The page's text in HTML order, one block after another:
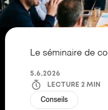
Le séminaire de
5.6.2026
LECTURE 2 MIN
Conseils